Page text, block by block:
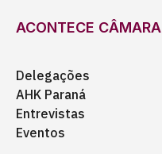
ACONTECE CÂMARA
Delegações
AHK Paraná
Entrevistas
Eventos